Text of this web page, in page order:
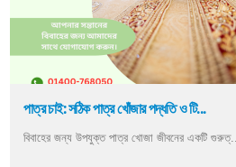
পাত্র চাই: সঠিক পাত্র খোঁজার পদ্ধতি ও টি...
বিবাহের জন্য উপযুক্ত পাত্র খোজা জীবনের একটি গুরুত্...